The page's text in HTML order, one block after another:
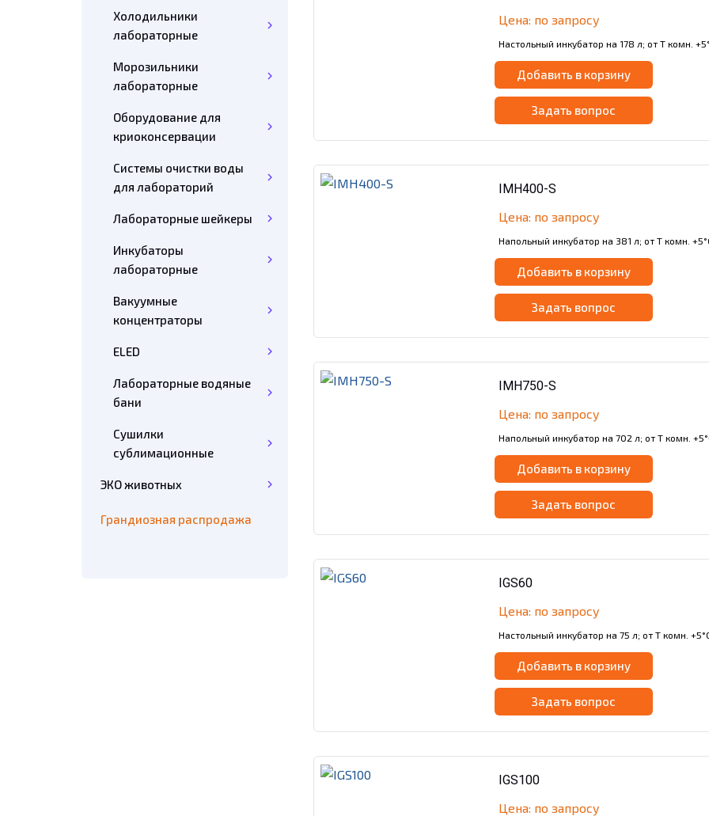
Холодильники
лабораторные
Морозильники
лабораторные
Оборудование для
криоконсервации
Системы очистки воды
для лабораторий
Лабораторные шейкеры
Инкубаторы
лабораторные
Вакуумные
концентраторы
ELED
Лабораторные водяные
бани
Сушилки
сублимационные
ЭКО животных
Грандиозная распродажа
Цена: по запросу
Настольный инкубатор на 178 л; от Т комн.
Добавить в корзину
Задать вопрос
IMH400-S
Цена: по запросу
Напольный инкубатор на 381 л; от Т комн.
Добавить в корзину
Задать вопрос
IMH750-S
Цена: по запросу
Напольный инкубатор на 702 л; от Т комн.
Добавить в корзину
Задать вопрос
IGS60
Цена: по запросу
Настольный инкубатор на 75 л; от Т комн.
Добавить в корзину
Задать вопрос
IGS100
Цена: по запросу